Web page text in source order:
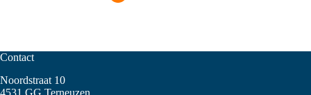
Contact
Noordstraat 10
4531 GG Terneuzen